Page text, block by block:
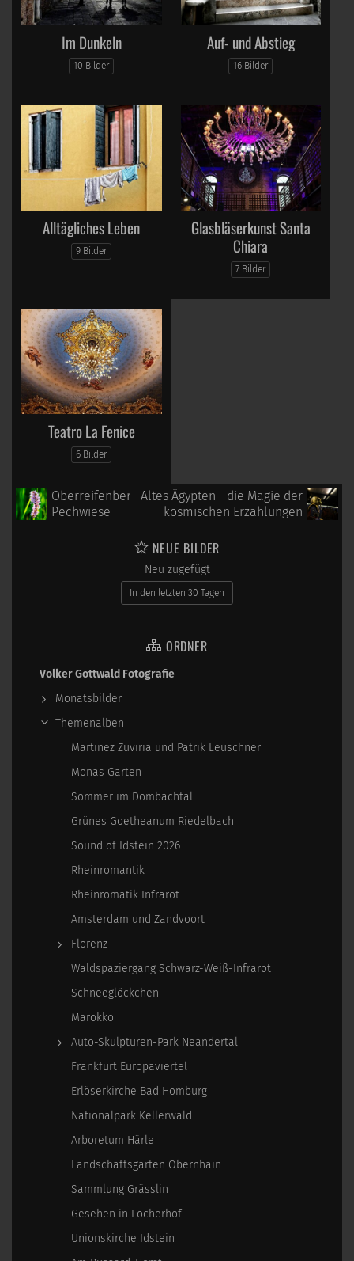
Im Dunkeln
10 Bilder
Auf- und Abstieg
16 Bilder
Alltägliches Leben
9 Bilder
Glasbläserkunst Santa
Chiara
7 Bilder
Teatro La Fenice
6 Bilder
Oberreifenberg-
Pechwiese
Altes Ägypten - die Magie der
kosmischen Erzählungen
NEUE BILDER
Neu zugefügt
In den letzten 30 Tagen
ORDNER
Volker Gottwald Fotografie
Monatsbilder
Themenalben
Martinez Zuviria und Patrik Leuschner
Monas Garten
Sommer im Dombachtal
Grünes Goetheanum Riedelbach
Sound of Idstein 2026
Rheinromantik
Rheinromatik Infrarot
Amsterdam und Zandvoort
Florenz
Waldspaziergang Schwarz-Weiß-Infrarot
Schneeglöckchen
Marokko
Auto-Skulpturen-Park Neandertal
Frankfurt Europaviertel
Erlöserkirche Bad Homburg
Nationalpark Kellerwald
Arboretum Härle
Landschaftsgarten Obernhain
Sammlung Grässlin
Gesehen in Locherhof
Unionskirche Idstein